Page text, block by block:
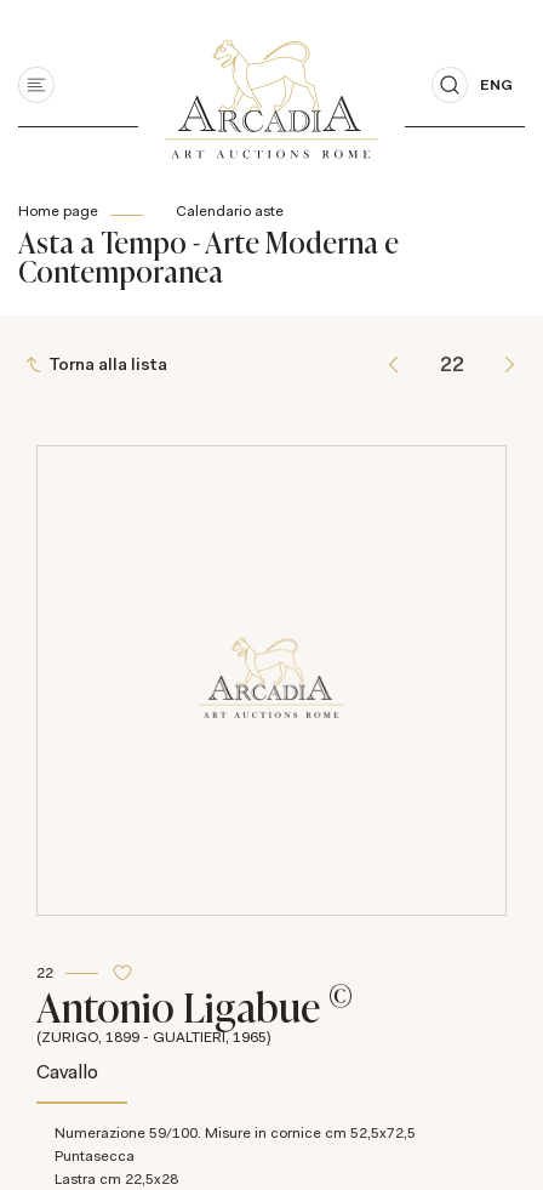
ENG
Home page Calendario aste
Asta a Tempo - Arte Moderna e
Contemporanea
Torna alla lista
22
Antonio Ligabue ©
(ZURIGO, 1899 - GUALTIERI, 1965)
Cavallo
Numerazione 59/100. Misure in cornice cm 52,5x72,5
Puntasecca
lastra cm 22,5x28